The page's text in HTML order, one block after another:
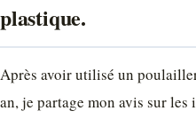
plastique.
Après avoir utilisé un
an, je partage mon avis sur les